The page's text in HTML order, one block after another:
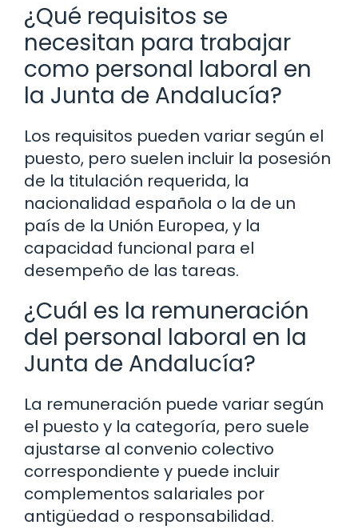
¿Qué requisitos se
necesitan para trabajar
como personal laboral en
la Junta de Andalucía?
Los requisitos pueden variar según el
puesto, pero suelen incluir la posesión
de la titulación requerida, la
nacionalidad española o la de un
país de la Unión Europea, y la
capacidad funcional para el
desempeño de las tareas.
¿Cuál es la remuneración
del personal laboral en la
Junta de Andalucía?
La remuneración puede variar según
el puesto y la categoría, pero suele
ajustarse al convenio colectivo
correspondiente y puede incluir
complementos salariales por
antigüedad o responsabilidad.